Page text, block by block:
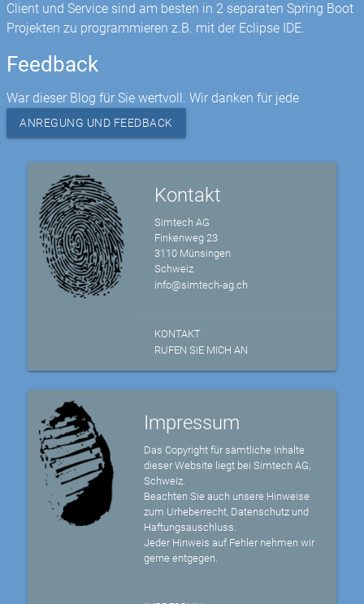
Client und Service sind am besten in 2 separaten Spring Boot
Projekten zu programmieren z.B. mit der Eclipse IDE.
Feedback
War dieser Blog für Sie wertvoll. Wir danken für jede
ANREGUNG UND FEEDBACK
Kontakt
Simtech AG
Finkenweg 23
3110 Münsingen
Schweiz
info@simtech-ag.ch
KONTAKT
RUFEN SIE MICH AN
Impressum
Das Copyright für sämtliche Inhalte
dieser Website liegt bei Simtech AG,
Schweiz.
Beachten Sie auch unsere Hinweise
zum Urheberrecht, Datenschutz und
Haftungsauschluss.
Jeder Hinweis auf Fehler nehmen wir
gerne entgegen.